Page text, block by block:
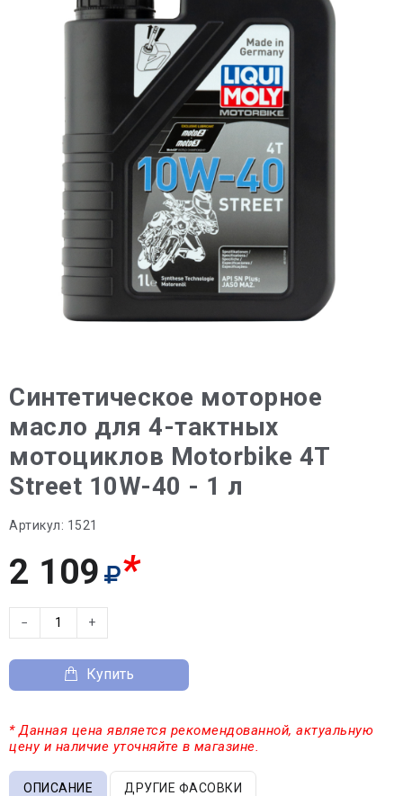
Синтетическое моторное
масло для 4-тактных
мотоциклов Motorbike 4T
Street 10W-40 - 1 л
Артикул: 1521
2 109 *
− +
Купить
* Данная цена является рекомендованной, актуальную
цену и наличие уточняйте в магазине.
ОПИСАНИЕ ДРУГИЕ ФАСОВКИ